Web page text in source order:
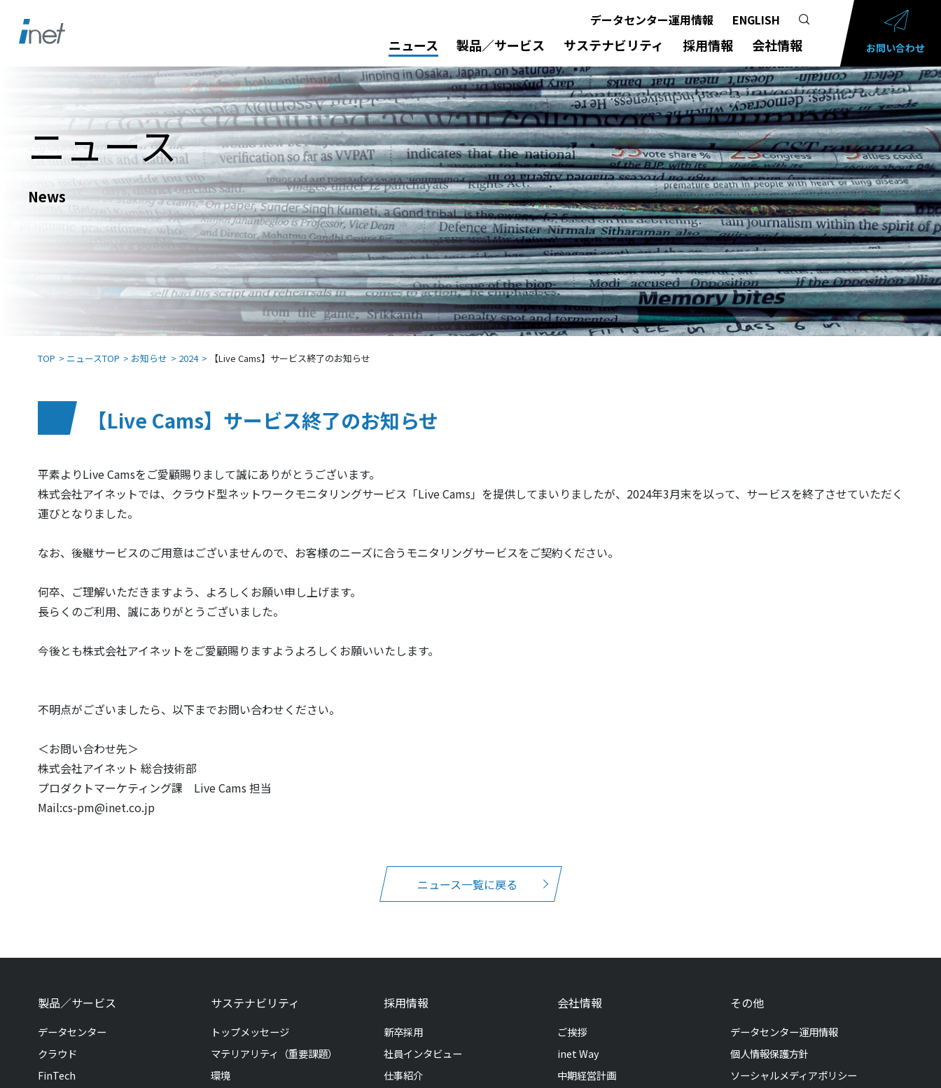
データセンター運用情報 ENGLISH
ニュース 製品／サービス サステナビリティ 採用情報 会社情報 お問い合わせ
ニュース
News
TOP ニュースTOP お知らせ 2024 【Live Cams】サービス終了のお知らせ
【Live Cams】サービス終了のお知らせ
平素よりLive Camsをご愛顧賜りまして誠にありがとうございます。
株式会社アイネットでは、クラウド型ネットワークモニタリングサービス「Live Cams」を提供してまいりましたが、2024年3月末を以って、サービスを終了させていただく
運びとなりました。
なお、後継サービスのご用意はございませんので、お客様のニーズに合うモニタリングサービスをご契約ください。
何卒、ご理解いただきますよう、よろしくお願い申し上げます。
長らくのご利用、誠にありがとうございました。
今後とも株式会社アイネットをご愛顧賜りますようよろしくお願いいたします。
不明点がございましたら、以下までお問い合わせください。
＜お問い合わせ先＞
株式会社アイネット 総合技術部
プロダクトマーケティング課 Live Cams 担当
Mail:cs-pm@inet.co.jp
ニュース一覧に戻る
製品／サービス
データセンター
クラウド
FinTech
サステナビリティ
トップメッセージ
マテリアリティ（重要課題）
環境
採用情報
新卒採用
社員インタビュー
仕事紹介
会社情報
ご挨拶
inet Way
中期経営計画
その他
データセンター運用情報
個人情報保護方針
ソーシャルメディアポリシー